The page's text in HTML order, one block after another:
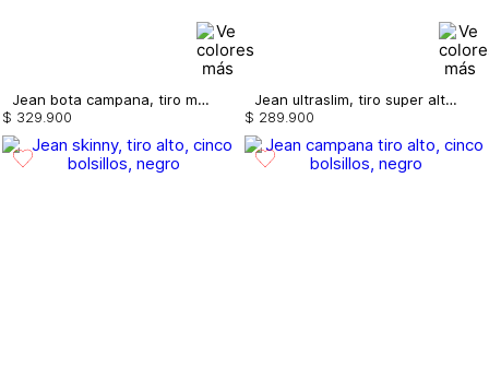
Jean bota campana, tiro medio,cinco bolsillos, con correa
$ 329 900
Jean ultraslim, tiro super alto, levant
$ 289 900